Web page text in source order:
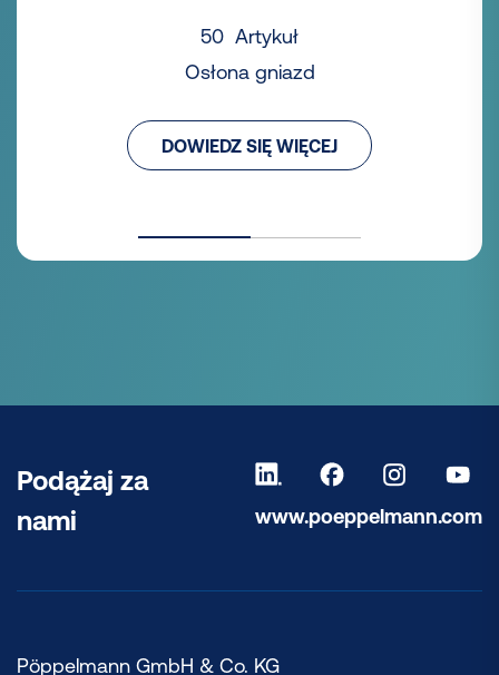
50 Artykuł
Osłona gniazd
DOWIEDZ SIĘ WIĘCEJ
Podążaj za
nami
www.poeppelmann.com
Pöppelmann GmbH & Co. KG